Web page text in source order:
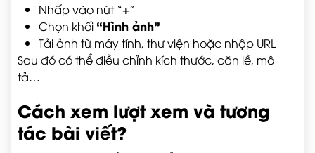
Nhấp vào nút “+”
Chọn khối “Hình ảnh”
Tải ảnh từ máy tính, thư viện hoặc nhập URL
Sau đó có thể điều chỉnh kích thước, căn lề, mô
tả…
Cách xem lượt xem và tương
tác bài viết?